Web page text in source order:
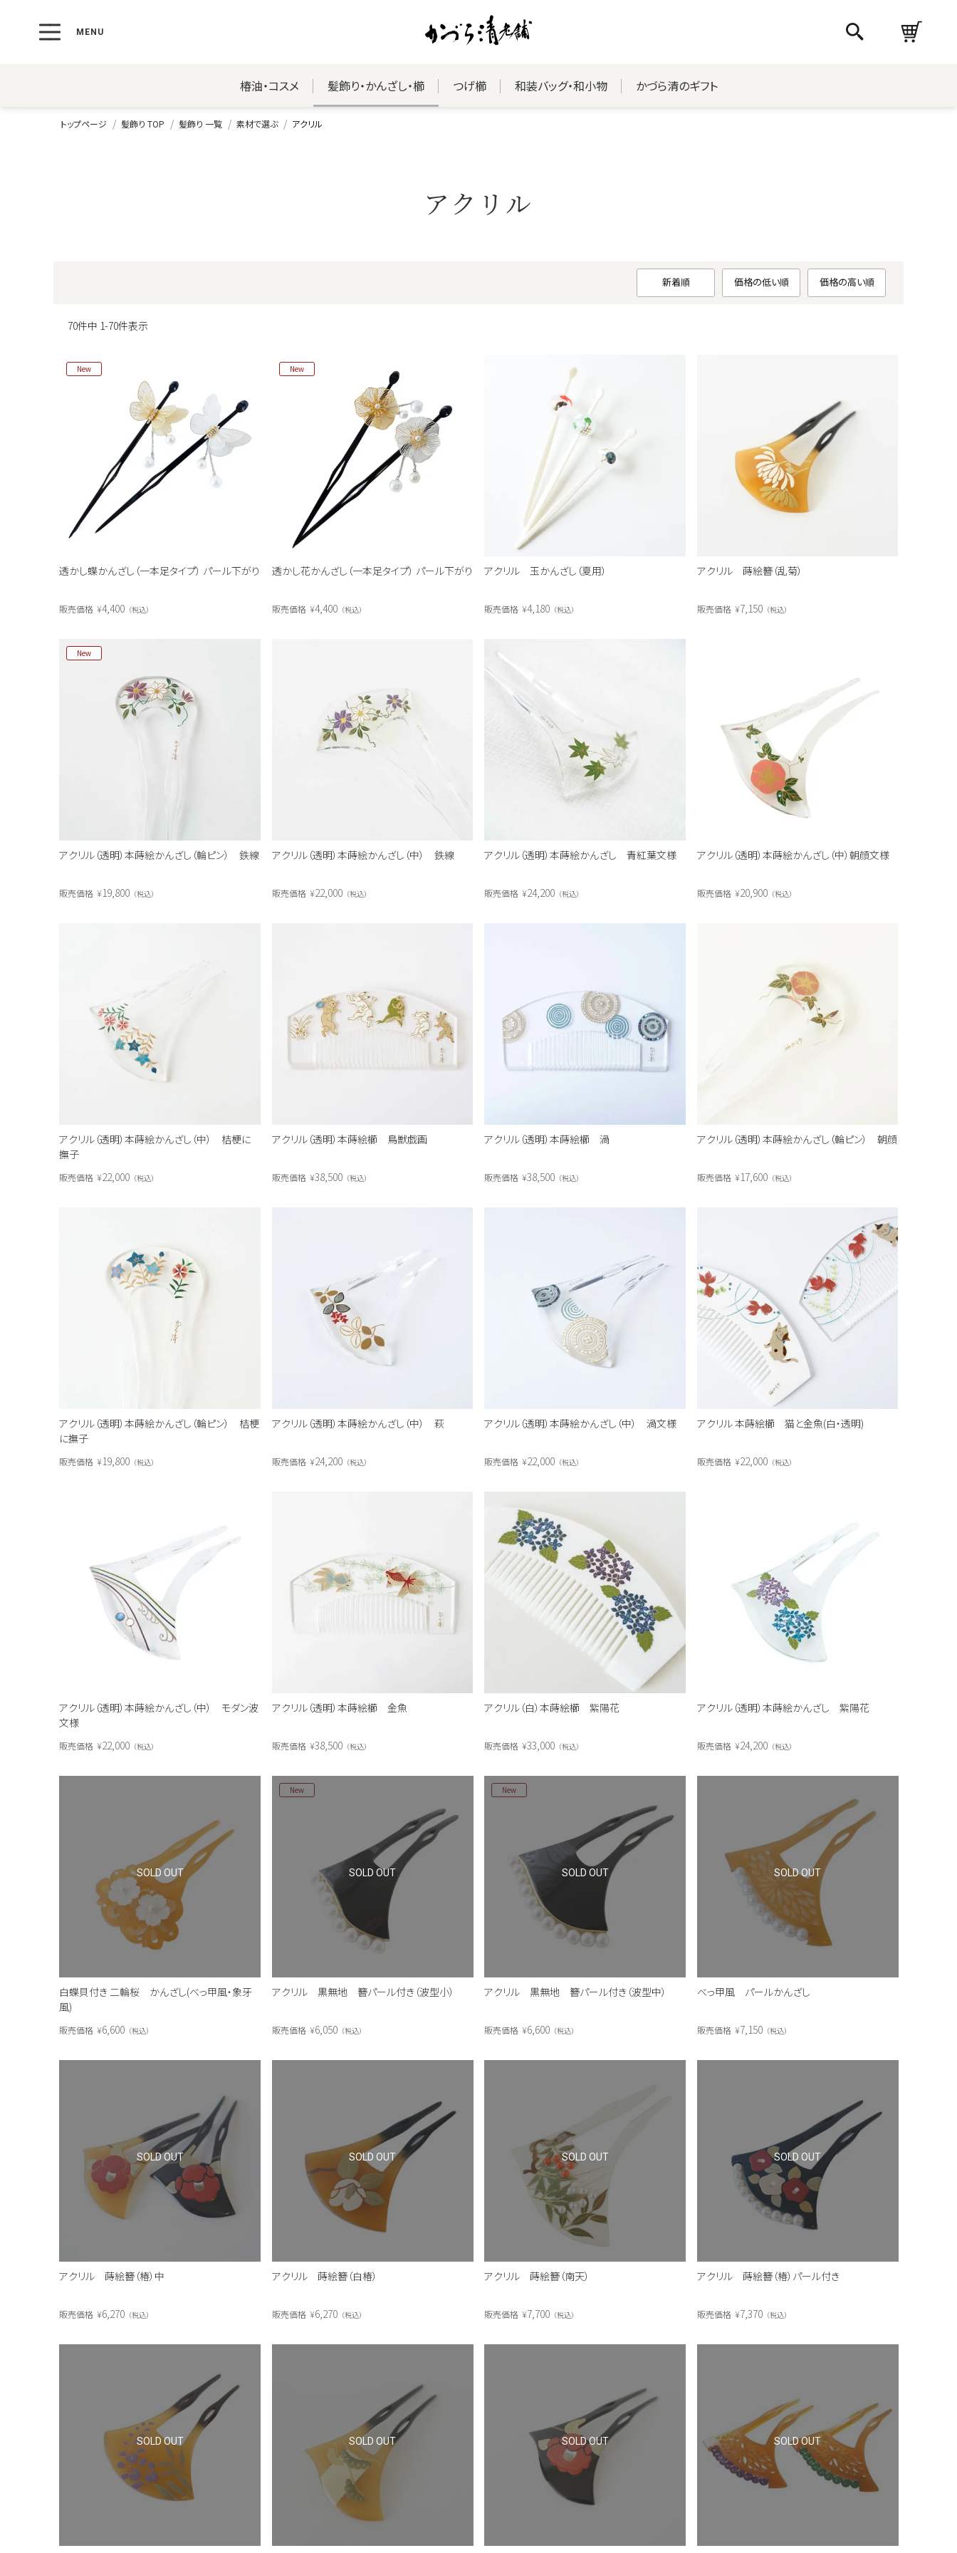
椿油・コスメ 髪飾り・かんざし・櫛 つげ櫛 和装バッグ・和小物 かづら清のギフト
トップページ 髪飾り TOP 髪飾り 一覧 素材で選ぶ アクリル
アクリル
新着順 価格の低い順 価格の高い順
70件中 1-70件表示
透かし蝶かんざし（一本足タイプ） パール下がり
New
販売価格 ¥4,400 税込
透かし花かんざし（一本足タイプ） パール下がり
New
販売価格 ¥4,400 税込
アクリル 玉かんざし（夏用）
販売価格 ¥4,180 税込
アクリル 蒔絵簪（乱菊）
販売価格 ¥7,150 税込
アクリル（透明）本蒔絵かんざし（輪ピン） 鉄線
New
販売価格 ¥19,800 税込
アクリル（透明）本蒔絵かんざし（中） 鉄線
販売価格 ¥22,000 税込
アクリル（透明）本蒔絵かんざし 青紅葉文様
販売価格 ¥24,200 税込
アクリル（透明）本蒔絵かんざし（中）朝顔文様
販売価格 ¥20,900 税込
アクリル（透明）本蒔絵かんざし（中） 桔梗に
撫子
販売価格 ¥22,000 税込
アクリル（透明）本蒔絵櫛 鳥獣戯画
販売価格 ¥38,500 税込
アクリル（透明）本蒔絵櫛 渦
販売価格 ¥38,500 税込
アクリル（透明）本蒔絵かんざし（輪ピン） 朝顔
販売価格 ¥17,600 税込
アクリル（透明）本蒔絵かんざし（輪ピン） 桔梗
に撫子
販売価格 ¥19,800 税込
アクリル（透明）本蒔絵かんざし（中） 萩
販売価格 ¥24,200 税込
アクリル（透明）本蒔絵かんざし（中） 渦文様
販売価格 ¥22,000 税込
アクリル 本蒔絵櫛 猫と金魚(白・透明)
販売価格 ¥22,000 税込
アクリル（透明）本蒔絵かんざし（中） モダン波
文様
販売価格 ¥22,000 税込
アクリル（透明）本蒔絵櫛 金魚
販売価格 ¥38,500 税込
アクリル（白）本蒔絵櫛 紫陽花
販売価格 ¥33,000 税込
アクリル（透明）本蒔絵かんざし 紫陽花
販売価格 ¥24,200 税込
白蝶貝付き 二輪桜 かんざし(べっ甲風・象牙
風)
販売価格 ¥6,600 税込
SOLD OUT
アクリル 黒無地 簪パール付き（波型小）
New
販売価格 ¥6,050 税込
SOLD OUT
アクリル 黒無地 簪パール付き（波型中）
New
販売価格 ¥6,600 税込
SOLD OUT
べっ甲風 パールかんざし
販売価格 ¥7,150 税込
SOLD OUT
アクリル 蒔絵簪（椿）中
販売価格 ¥6,270 税込
SOLD OUT
アクリル 蒔絵簪（白椿）
販売価格 ¥6,270 税込
SOLD OUT
アクリル 蒔絵簪（南天）
販売価格 ¥7,700 税込
SOLD OUT
アクリル 蒔絵簪（椿）パール付き
販売価格 ¥7,370 税込
SOLD OUT
SOLD OUT SOLD OUT SOLD OUT SOLD OUT